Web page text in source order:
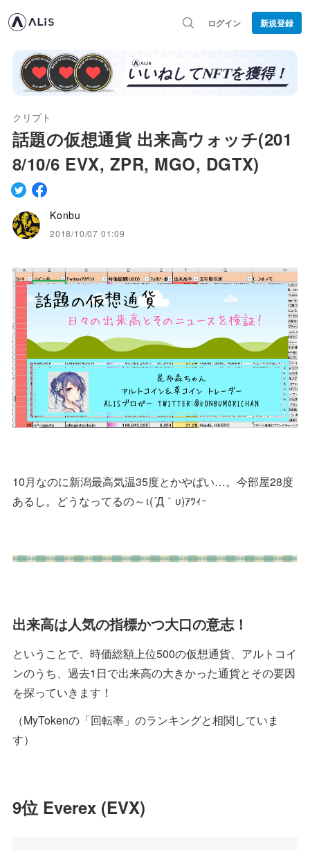
ログイン 新規登録
クリプト
話題の仮想通貨 出来高ウォッチ(201
8/10/6 EVX, ZPR, MGO, DGTX)
Konbu
2018/10/07 01:09
10月なのに新潟最高気温35度とかやばい…。今部屋28度
あるし。どうなってるの～ι(´Д｀υ)ｱﾂｨｰ
出来高は人気の指標かつ大口の意志！
ということで、時価総額上位500の仮想通貨、アルトコイ
ンのうち、過去1日で出来高の大きかった通貨とその要因
を探っていきます！
（MyTokenの「回転率」のランキングと相関していま
す）
9位 Everex (EVX)